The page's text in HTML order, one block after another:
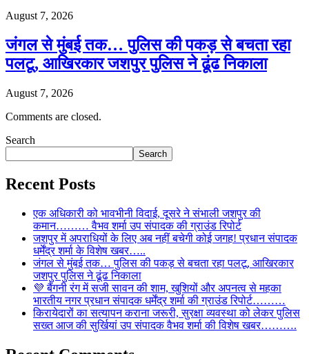
August 7, 2026
जंगल से मुंबई तक… पुलिस की पकड़ से बचता रहा
पलटू, आखिरकार जशपुर पुलिस ने ढूंढ निकाला
August 7, 2026
Comments are closed.
Search
Search
Recent Posts
एक अधिकारी को भावभीनी विदाई, दूसरे ने संभाली जशपुर की
कमान……… वैभव शर्मा उप संपादक की ग्राउंड रिपोर्ट
जशपुर में अपराधियों के लिए अब नहीं बचेगी कोई जगह! प्रधान संपादक
धर्मेंद्र शर्मा के विशेष खबर…..
जंगल से मुंबई तक… पुलिस की पकड़ से बचता रहा पलटू, आखिरकार
जशपुर पुलिस ने ढूंढ निकाला
💜 बैंगनी रंग में सजी सावन की शाम, खुशियों और अपनत्व से महका
भारतीय नगर प्रधान संपादक धर्मेंद्र शर्मा की ग्राउंड रिपोर्ट………
किरायेदारों का सत्यापन कराना जरूरी, सुरक्षा व्यवस्था को लेकर पुलिस
सख्त आज की सुर्खियां उप संपादक वैभव शर्मा की विशेष खबर……….